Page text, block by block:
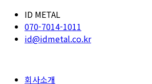
ID METAL
070-7014-1011
id@idmetal.co.kr
회사소개